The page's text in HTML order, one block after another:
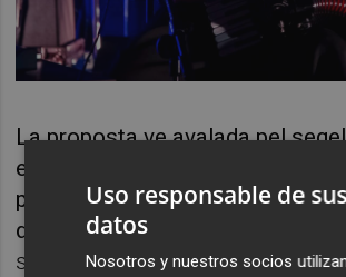
La proposta ve avalada pel
experimental
portuguesa de Porto. Cró nica
dirigit per Miguel
segells internacionals més
Uso responsable de
datos
Nosotros y nuestros socios